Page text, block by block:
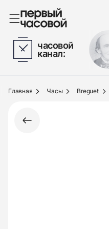
Часы
Украшения
Под заказ
Поиск по сайту
часовой
канал:
Главная Часы Breguet